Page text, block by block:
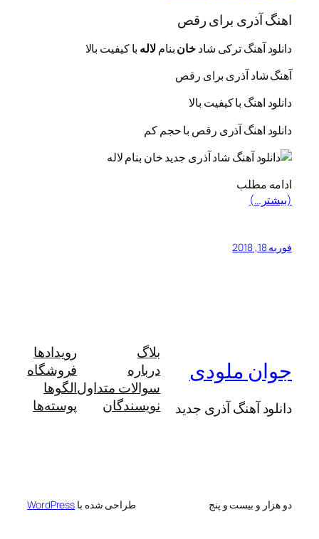
اهنگ آذری برای رقص
دانلود آهنگ ترکی شادخانبناملاله با کيفيت بالا
آهنگ شاد آذری برای رقص
دانلود اهنگ با کیفیت بالا
دانلود اهنگ آذری رقص با حجم کم
ادامه مطلب
(بیشتر…)
فوریه 18, 2018
جوان ملودی
دانلود آهنگ آذری جدید
بلاگ
درباره
سوالات متداول
نویسندگان
رویدادها
فروشگاه
الگوها
پوسته‌ها
دو هزار و بیست و پنج طراحی شده با WordPress